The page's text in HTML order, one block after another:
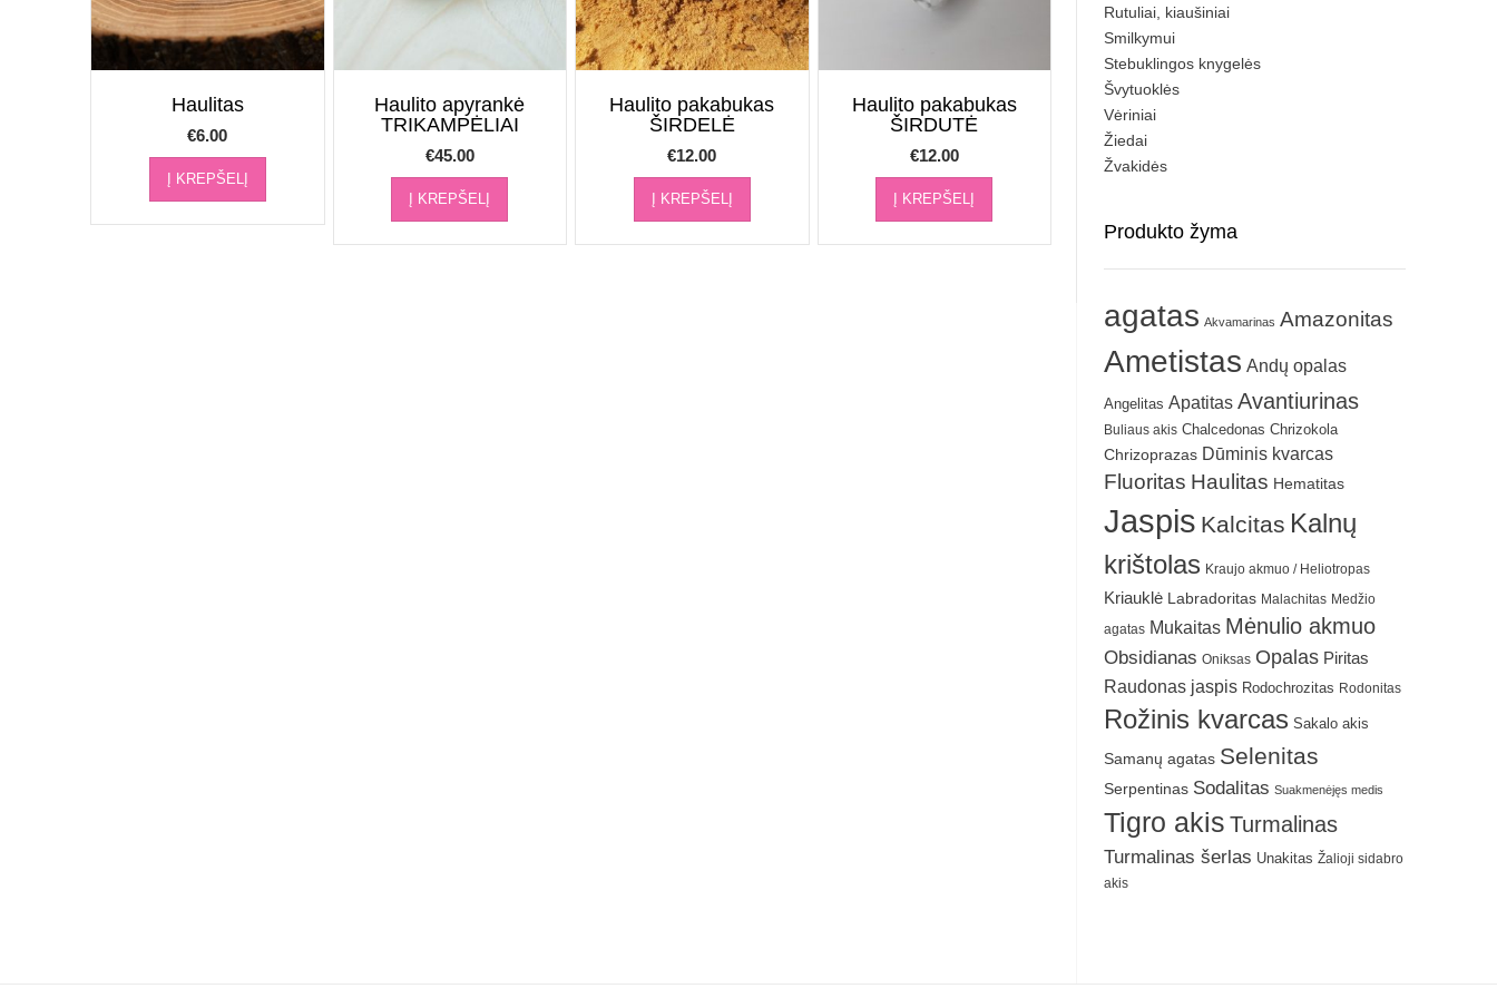
Haulitas
€6.00
Į KREPŠELĮ
Haulito apyrankė
TRIKAMPĖLIAI
€45.00
Į KREPŠELĮ
Haulito pakabukas
ŠIRDELĖ
€12.00
Į KREPŠELĮ
Haulito pakabukas
ŠIRDUTĖ
€12.00
Į KREPŠELĮ
Rutuliai, kiaušiniai
Smilkymui
Stebuklingos knygelės
Švytuoklės
Vėriniai
Žiedai
Žvakidės
Produkto žyma
agatas Akvamarinas Amazonitas
Ametistas Andų opalas
Angelitas Apatitas Avantiurinas
Buliaus akis Chalcedonas Chrizokola
Chrizoprazas Dūminis kvarcas
Fluoritas Haulitas Hematitas
Jaspis Kalcitas Kalnų
krištolas Kraujo akmuo / Heliotropas
Kriauklė Labradoritas Malachitas Medžio
agatas Mukaitas Mėnulio akmuo
Obsidianas Oniksas Opalas Piritas
Raudonas jaspis Rodochrozitas Rodonitas
Rožinis kvarcas Sakalo akis
Samanų agatas Selenitas
Serpentinas Sodalitas Suakmenėjęs medis
Tigro akis Turmalinas
Turmalinas šerlas Unakitas Žalioji sidabro
akis